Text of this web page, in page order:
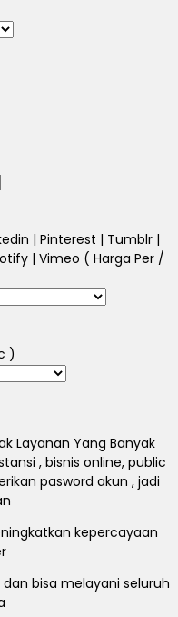
| Pinterest | Tumblr |
| Vimeo ( Harga Per /
)
Layanan Yang Banyak
, bisnis online, public
pasword akun , jadi
kepercayaan
bisa melayani seluruh